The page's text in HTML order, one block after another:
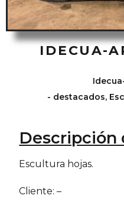
IDECUA-
- destacados,
Descripción
Escultura hojas.
Cliente: –